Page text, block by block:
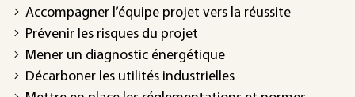
Accompagner l’équipe projet vers la réussite
Prévenir les risques du projet
Mener un diagnostic énergétique
Décarboner les utilités industrielles